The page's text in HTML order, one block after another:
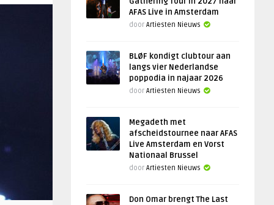
AFAS Live in Amsterdam
door Artiesten Nieuws
BLØF kondigt clubtour aan
langs vier Nederlandse
poppodia in najaar 2026
door Artiesten Nieuws
Megadeth met
afscheidstournee naar AFAS
Live Amsterdam en Vorst
Nationaal Brussel
door Artiesten Nieuws
Don Omar brengt The Last